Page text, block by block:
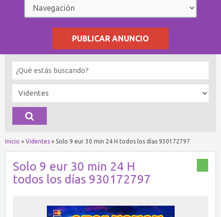
PUBLICAR ANUNCIO
Inicio » Videntes » Solo 9 eur 30 min 24 H todos los días 930172797
Solo 9 eur 30 min 24 H
todos los días 930172797